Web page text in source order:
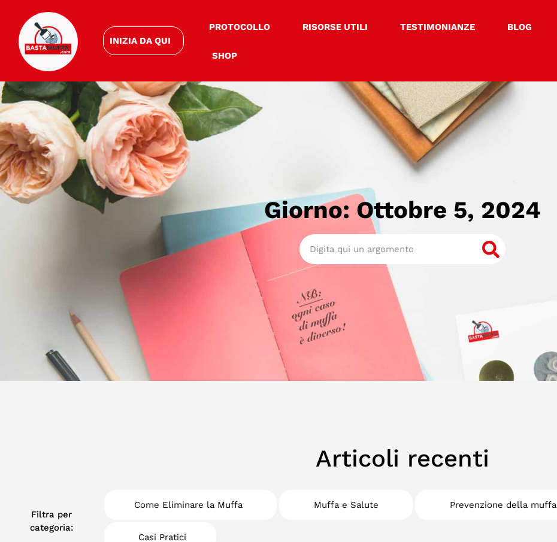
INIZIA DA QUI
PROTOCOLLO RISORSE UTILI TESTIMONIANZE BLOG
SHOP
Giorno: Ottobre 5, 2024
Articoli recenti
Filtra per
categoria:
Come Eliminare la Muffa Muffa e Salute Prevenzione della muffa
Casi Pratici